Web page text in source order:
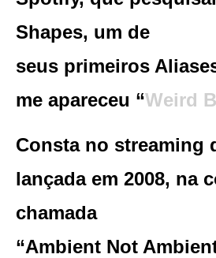
Shapes, um de
seus primeiros
me apareceu “Weird
Consta no streaming
lançada em 2008, na
chamada
“Ambient Not